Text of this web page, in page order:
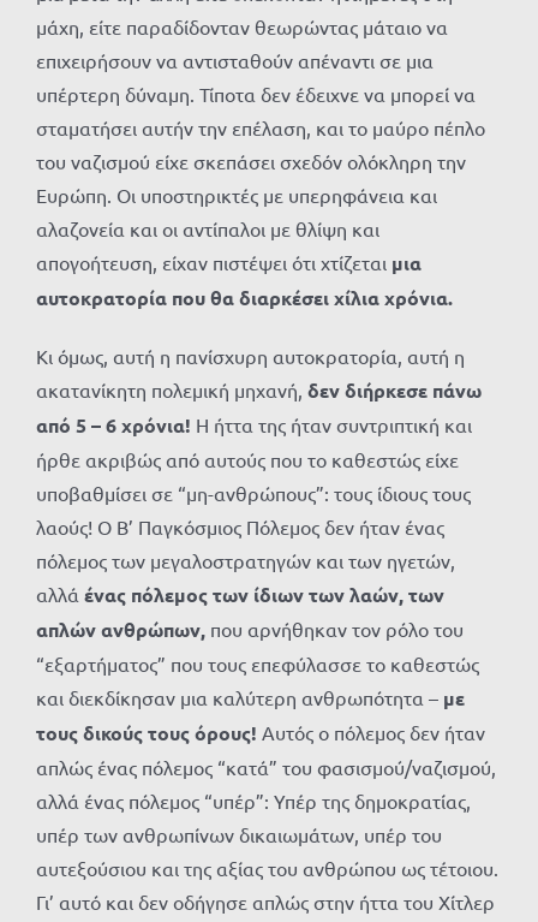
μάχη, είτε παραδίδονταν θεωρώντας μάταιο να
επιχειρήσουν να αντισταθούν απέναντι σε μια
υπέρτερη δύναμη. Τίποτα δεν έδειχνε να μπορεί να
σταματήσει αυτήν την επέλαση, και το μαύρο πέπλο
του ναζισμού είχε σκεπάσει σχεδόν ολόκληρη την
Ευρώπη. Οι υποστηρικτές με υπερηφάνεια και
αλαζονεία και οι αντίπαλοι με θλίψη και
απογοήτευση, είχαν πιστέψει ότι χτίζεται μια
αυτοκρατορία που θα διαρκέσει χίλια χρόνια.
Κι όμως, αυτή η πανίσχυρη αυτοκρατορία, αυτή η
ακατανίκητη πολεμική μηχανή, δεν διήρκεσε πάνω
από 5 – 6 χρόνια! Η ήττα της ήταν συντριπτική και
ήρθε ακριβώς από αυτούς που το καθεστώς είχε
υποβαθμίσει σε “μη-ανθρώπους”: τους ίδιους τους
λαούς! Ο Β’ Παγκόσμιος Πόλεμος δεν ήταν ένας
πόλεμος των μεγαλοστρατηγών και των ηγετών,
αλλά ένας πόλεμος των ίδιων των λαών, των
απλών ανθρώπων, που αρνήθηκαν τον ρόλο του
“εξαρτήματος” που τους επεφύλασσε το καθεστώς
και διεκδίκησαν μια καλύτερη ανθρωπότητα – με
τους δικούς τους όρους! Αυτός ο πόλεμος δεν ήταν
απλώς ένας πόλεμος “κατά” του φασισμού/ναζισμού,
αλλά ένας πόλεμος “υπέρ”: Υπέρ της δημοκρατίας,
υπέρ των ανθρωπίνων δικαιωμάτων, υπέρ του
αυτεξούσιου και της αξίας του ανθρώπου ως τέτοιου.
Γι’ αυτό και δεν οδήγησε απλώς στην ήττα του Χίτλερ